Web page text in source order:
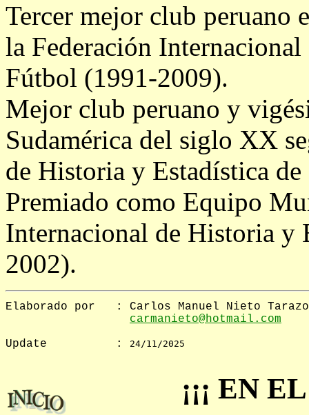
Tercer mejor club peruano
la Federación
Fútbol (1991-2009).
Mejor club peruano y
Sudamérica del siglo XX
de Historia y Estadística
Premiado como Equipo
Internacional de Historia y
2002).
Elaborado por	: Carlos Manuel Nieto Tarazona
Update		:
24/11/2025
¡¡¡ EN